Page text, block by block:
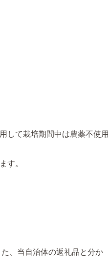
して栽培期間中は農薬不使用
す。
、当自治体の返礼品と分か